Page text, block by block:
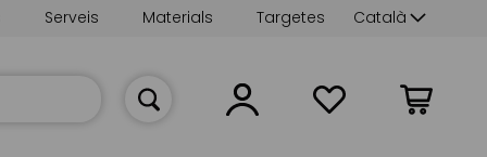
Language
Català
Targetes
Materials
Serveis
La meva